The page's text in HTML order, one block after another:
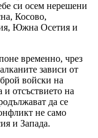
си осем нерешени
Косово,
Южна Осетия и
временно, чрез
зависи от
войски на
отсъствието на
да се
не само
и Запада.